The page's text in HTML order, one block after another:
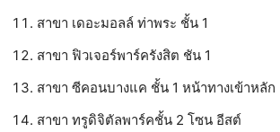
สาขา เดอะมอลล์ ท่าพระ ชั้น 1
สาขา ฟิวเจอร์พาร์ครังสิต ชัน 1
สาขา ซีคอนบางแค ชั้น 1 หน้าทางเข้าหลัก
สาขา ทรูดิจิตัลพาร์คชั้น 2 โซน อีสต์